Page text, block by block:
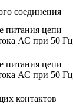
соединения
питания цепи
АС при 50 Гц
питания цепи
АС при 50 Гц
контактов